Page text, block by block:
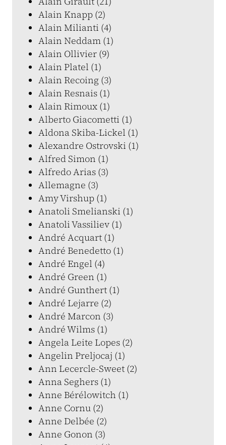
Alain Knapp (2)
Alain Milianti (4)
Alain Neddam (1)
Alain Ollivier (9)
Alain Platel (1)
Alain Recoing (3)
Alain Resnais (1)
Alain Rimoux (1)
Alberto Giacometti (1)
Aldona Skiba-Lickel (1)
Alexandre Ostrovski (1)
Alfred Simon (1)
Alfredo Arias (3)
Allemagne (3)
Amy Virshup (1)
Anatoli Smelianski (1)
Anatoli Vassiliev (1)
André Acquart (1)
André Benedetto (1)
André Engel (4)
André Green (1)
André Gunthert (1)
André Lejarre (2)
André Marcon (3)
André Wilms (1)
Angela Leite Lopes (2)
Angelin Preljocaj (1)
Ann Lecercle-Sweet (2)
Anna Seghers (1)
Anne Bérélowitch (1)
Anne Cornu (2)
Anne Delbée (2)
Anne Gonon (3)